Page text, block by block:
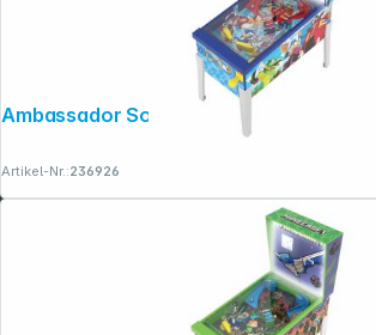
Ambassador Sonic Collectible Pinball
Artikel-Nr.:236926
Folgen Sie uns auf